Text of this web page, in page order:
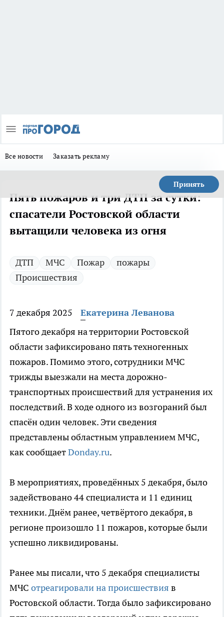
Все новости Заказать рекламу
Принять
Пять пожаров и три ДТП за сутки:
спасатели Ростовской области
вытащили человека из огня
ДТП МЧС Пожар
пожары
Происшествия
7 декабря 2025
Екатерина Леванова
Пятого декабря на территории Ростовской
области зафиксировано пять техногенных
пожаров. Помимо этого, сотрудники МЧС
трижды выезжали на места дорожно-
транспортных происшествий для устранения их
последствий. В ходе одного из возгораний был
спасён один человек. Эти сведения
представлены областным управлением МЧС,
как сообщаетDonday.ru.
В мероприятиях, проведённых 5 декабря, было
задействовано 44 специалиста и 11 единиц
техники. Днём ранее, четвёртого декабря, в
регионе произошло 11 пожаров, которые были
успешно ликвидированы.
Ранее мы писали, что 5 декабря специалисты
МЧС отреагировали на происшествия в
Ростовской области. Тогда было зафиксировано